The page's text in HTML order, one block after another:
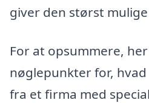
giver den størst
For at opsummere,
nøglepunkter for,
fra et firma med